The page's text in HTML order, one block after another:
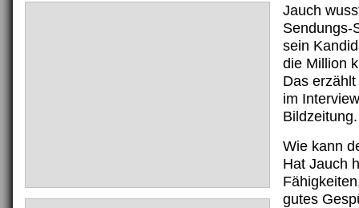
Jauch
Sendungs-
sein
die Million
Das
im
Bildzeitung.
Wie kann
Hat Jauch
gutes